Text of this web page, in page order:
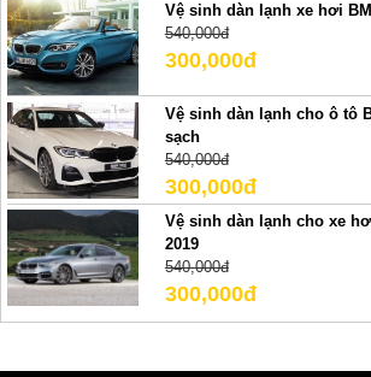
Vệ sinh dàn lạnh xe hơi
540,000đ
300,000đ
Vệ sinh dàn lạnh cho ô tô
sạch
540,000đ
300,000đ
Vệ sinh dàn lạnh cho xe
2019
540,000đ
300,000đ